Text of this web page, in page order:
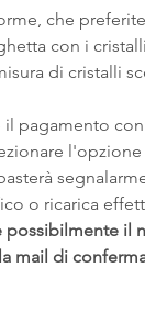
che
con i
di cristalli
il pagamento
o ricarica
possibilmente il
mail di